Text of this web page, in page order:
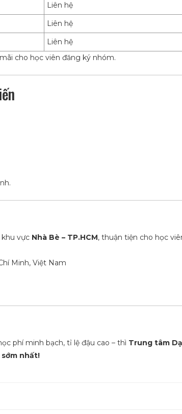
Liên hệ
Liên hệ
Liên hệ
cho học viên đăng ký nhóm.
khu vực Nhà Bè – TP.HCM, thuận tiện cho học
Minh, Việt Nam
phí minh bạch, tỉ lệ đậu cao – thì Trung tâm
nhất!